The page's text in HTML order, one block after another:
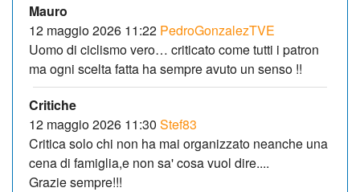
Mauro
12 maggio 2026 11:22 PedroGonzalezTVE
Uomo di ciclismo vero… criticato come tutti i patron
ma ogni scelta fatta ha sempre avuto un senso !!
Critiche
12 maggio 2026 11:30 Stef83
Critica solo chi non ha mai organizzato neanche una
cena di famiglia,e non sa' cosa vuol dire....
Grazie sempre!!!